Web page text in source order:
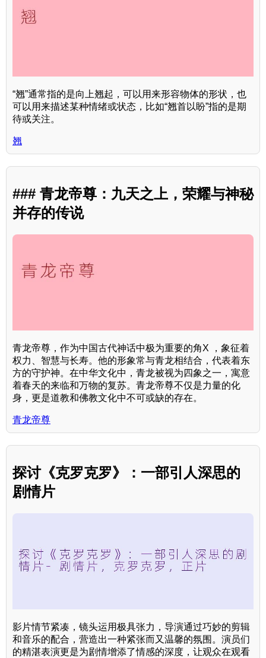
“翘”通常指的是向上翘起，可以用来形容物体的形状，也
可以用来描述某种情绪或状态，比如“翘首以盼”指的是期
待或关注。
翘
### 青龙帝尊：九天之上，荣耀与神秘
并存的传说
青龙帝尊，作为中国古代神话中极为重要的角X ，象征着
权力、智慧与长寿。他的形象常与青龙相结合，代表着东
方的守护神。在中华文化中，青龙被视为四象之一，寓意
着春天的来临和万物的复苏。青龙帝尊不仅是力量的化
身，更是道教和佛教文化中不可或缺的存在。
青龙帝尊
探讨《克罗克罗》：一部引人深思的
剧情片
影片情节紧凑，镜头运用极具张力，导演通过巧妙的剪辑
和音乐的配合，营造出一种紧张而又温馨的氛围。演员们
的精湛表演更是为剧情增添了情感的深度，让观众在观看